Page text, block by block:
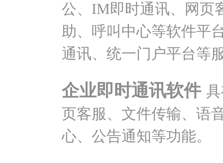
公、IM即时通讯、网页
助、呼叫中心等软件平
通讯、统一门户平台等
企业即时通讯软件
页客服、文件传输、语
心、公告通知等功能。